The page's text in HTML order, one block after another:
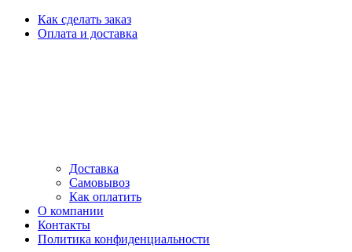
Как сделать заказ
Оплата и доставка
Доставка
Самовывоз
Как оплатить
О компании
Контакты
Политика конфиденциальности